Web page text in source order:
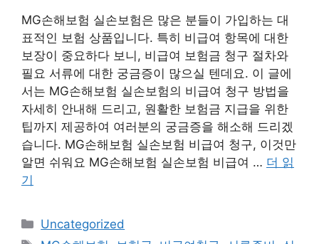
MG손해보험 실손보험은 많은 분들이 가입하는 대
표적인 보험 상품입니다. 특히 비급여 항목에 대한
보장이 중요하다 보니, 비급여 보험금 청구 절차와
필요 서류에 대한 궁금증이 많으실 텐데요. 이 글에
서는 MG손해보험 실손보험의 비급여 청구 방법을
자세히 안내해 드리고, 원활한 보험금 지급을 위한
팁까지 제공하여 여러분의 궁금증을 해소해 드리겠
습니다. MG손해보험 실손보험 비급여 청구, 이것만
알면 쉬워요 MG손해보험 실손보험 비급여 … 더 읽
기
카
테
Uncategorized